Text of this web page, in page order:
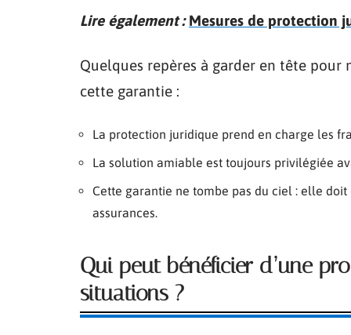
Lire également : Mesures de protection
Quelques repères à garder en tête
cette garantie :
La protection juridique prend en charge les
La solution amiable est toujours privilégiée
Cette garantie ne tombe pas du ciel : elle
assurances.
Qui peut bénéficier d’une
situations ?